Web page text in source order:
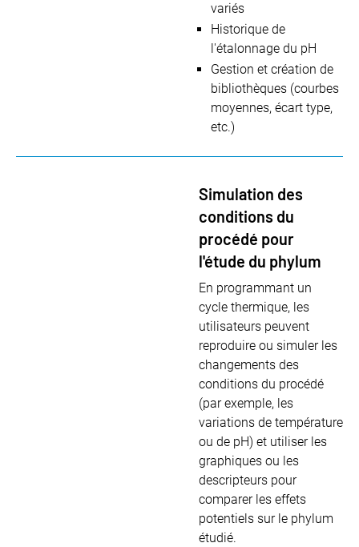
variés
Historique de
l'étalonnage du pH
Gestion et création de
bibliothèques (courbes
moyennes, écart type,
etc.)
Simulation des
conditions du
procédé pour
l'étude du phylum
En programmant un
cycle thermique, les
utilisateurs peuvent
reproduire ou simuler les
changements des
conditions du procédé
(par exemple, les
variations de température
ou de pH) et utiliser les
graphiques ou les
descripteurs pour
comparer les effets
potentiels sur le phylum
étudié.